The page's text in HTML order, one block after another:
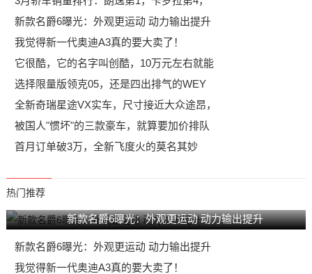
新款名爵6曝光：外观更运动 动力输出提升
我觉得新一代奥迪A3真的要大卖了！
它很酷，它的名字叫创酷，10万元左右就能
选择限量版领克05，还是四出排气的WEY
全新奇瑞星途VX实车，尺寸接近大众途昂，
被国人"惯坏"的三款豪车，就算要加价排队
首月订单破3万，全新飞度火的莫名其妙
热门推荐
新款名爵6曝光：外观更运动 动力输出提升
新款名爵6曝光：外观更运动 动力输出提升
我觉得新一代奥迪A3真的要大卖了！